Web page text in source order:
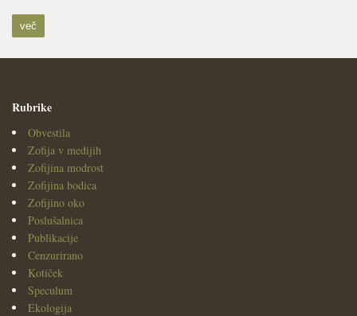
več
Rubrike
Obvestila
Zofija v medijih
Zofijina modrost
Zofijina bodica
Zofijino oko
Poslušalnica
Publikacije
Cenzurirano
Kotiček
Speculum
Ekologija